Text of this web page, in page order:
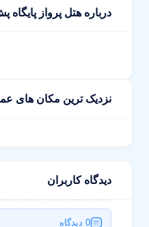
درباره هتل پرواز پایگاه
نزدیک ترین مکان های
دیدگاه کاربران
0 دیدگاه